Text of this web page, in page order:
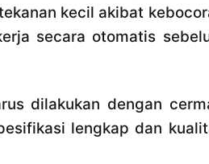
kecil akibat
secara otomatis
dilakukan dengan
lengkap dan